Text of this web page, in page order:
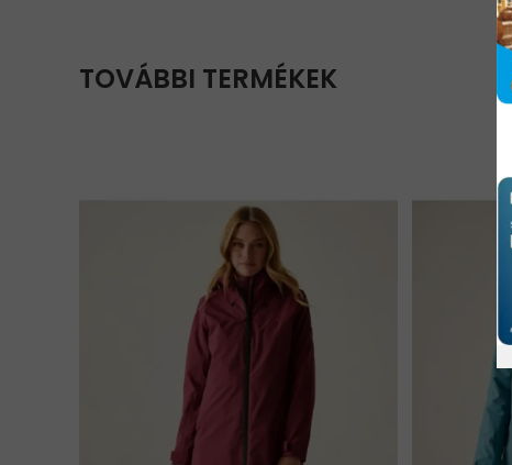
TOVÁBBI TERMÉKEK